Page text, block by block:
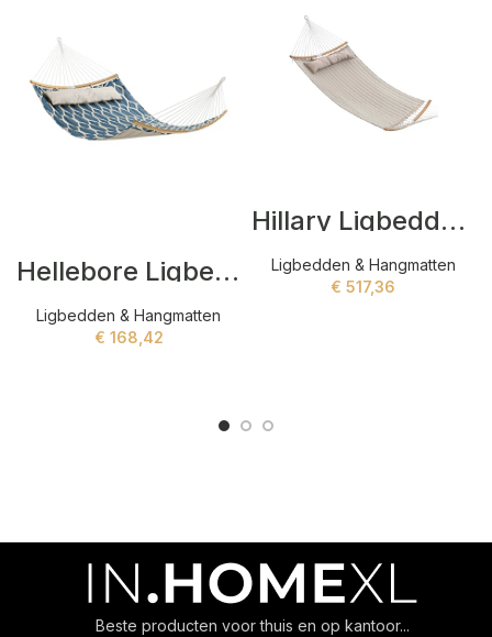
Hellebore Ligbedden Blauw
Ligbedden & Hangmatten
€ 168,42
Hillary Ligbedden Beige
Ligbedden & Hangmatten
€ 517,36
Beste producten voor thuis en op kantoor...